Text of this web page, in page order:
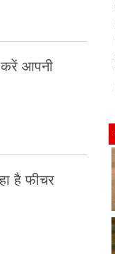
आपनी
है फीचर